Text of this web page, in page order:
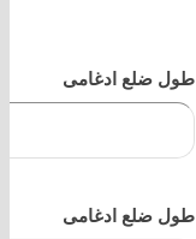
طول ضلع ادغامی
طول ضلع ادغامی